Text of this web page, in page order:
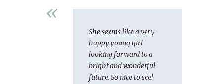
She seems like a very
happy young girl
looking forward to a
bright and wonderful
future. So nice to see!